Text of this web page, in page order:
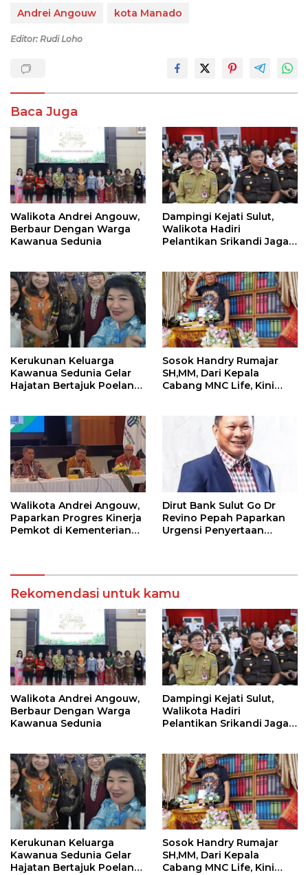
Andrei Angouw kota Manado
Editor: Rudi Loho
Baca Juga
Walikota Andrei Angouw,
Berbaur Dengan Warga
Kawanua Sedunia
Dampingi Kejati Sulut,
Walikota Hadiri
Pelantikan Srikandi Jaga
Kerukunan Keluarga
Kawanua Sedunia Gelar
Hajatan Bertajuk Poelang
Sosok Handry Rumajar
SH,MM, Dari Kepala
Cabang MNC Life, Kini
Walikota Andrei Angouw,
Paparkan Progres Kinerja
Pemkot di Kementerian
Dirut Bank Sulut Go Dr
Revino Pepah Paparkan
Urgensi Penyertaan
Rekomendasi untuk kamu
Walikota Andrei Angouw,
Berbaur Dengan Warga
Kawanua Sedunia
Dampingi Kejati Sulut,
Walikota Hadiri
Pelantikan Srikandi Jaga
Kerukunan Keluarga
Kawanua Sedunia Gelar
Hajatan Bertajuk Poelang
Sosok Handry Rumajar
SH,MM, Dari Kepala
Cabang MNC Life, Kini